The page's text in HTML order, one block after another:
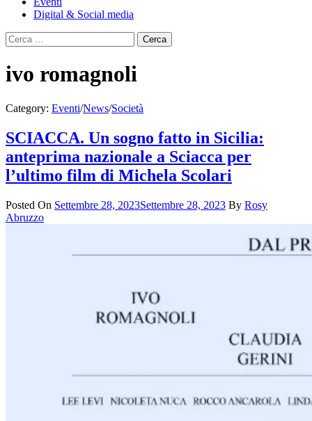
Digital & Social media
Ricerca
per:
ivo romagnoli
Category: Eventi/News/Società
SCIACCA. Un sogno fatto in Sicilia:
anteprima nazionale a Sciacca per
l’ultimo film di Michela Scolari
Posted On Settembre 28, 2023Settembre 28, 2023 By Rosy
Abruzzo